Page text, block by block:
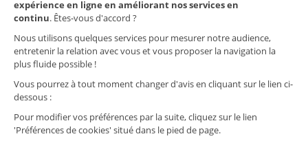
expérience en ligne en améliorant nos services en
continu. Êtes-vous d'accord ?
Nous utilisons quelques services pour mesurer notre audience,
entretenir la relation avec vous et vous proposer la navigation la
plus fluide possible !
Vous pourrez à tout moment changer d'avis en cliquant sur le lien ci-
dessous :
Pour modifier vos préférences par la suite, cliquez sur le lien
'Préférences de cookies' situé dans le pied de page.
FAQ/CONTACT
GÉREZ VOS INFORMATIONS PERSONNELLES